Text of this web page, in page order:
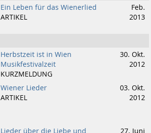
Ein Leben für das Wienerlied
ARTIKEL
Feb.
2013
Herbstzeit ist in Wien
Musikfestivalzeit
KURZMELDUNG
30. Okt.
2012
Wiener Lieder
ARTIKEL
03. Okt.
2012
Lieder über die Liebe und
27. Juni